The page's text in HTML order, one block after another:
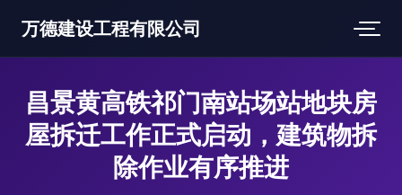
万德建设工程有限公司
昌景黄高铁祁门南站场站地块房
屋拆迁工作正式启动，建筑物拆
除作业有序推进